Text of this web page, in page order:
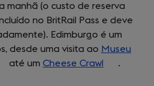
new
tab)
a
new
tab)
manhã (o custo de reserva
no BritRail Pass e deve
Edimburgo é um
desde uma visita ao Museu
até um Cheese Crawl (opens
.